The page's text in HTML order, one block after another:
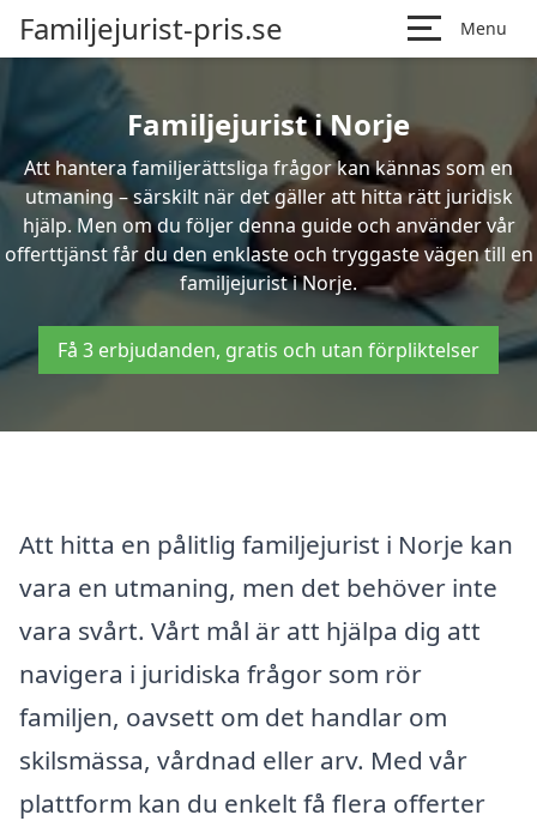
Familjejurist-pris.se Menu
Familjejurist i Norje
Att hantera familjerättsliga frågor kan kännas som en
utmaning – särskilt när det gäller att hitta rätt juridisk
hjälp. Men om du följer denna guide och använder vår
offerttjänst får du den enklaste och tryggaste vägen till en
familjejurist i Norje.
Få 3 erbjudanden, gratis och utan förpliktelser
Att hitta en pålitlig familjejurist i Norje kan
vara en utmaning, men det behöver inte
vara svårt. Vårt mål är att hjälpa dig att
navigera i juridiska frågor som rör
familjen, oavsett om det handlar om
skilsmässa, vårdnad eller arv. Med vår
plattform kan du enkelt få flera offerter